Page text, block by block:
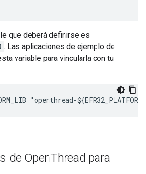
que deberá definirse es
. Las aplicaciones de ejemplo de
variable para vincularla con tu
de OpenThread para